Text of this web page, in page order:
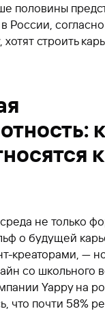
половины
России,
строить
к
не только
о будущей
креаторами, —
со школьного
Yappy на
что почти 58%